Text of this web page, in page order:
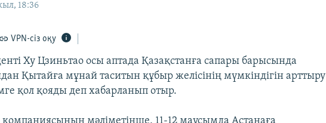
18:36
VPN-сіз оқу
Ху Цзиньтао осы аптада Қазақстанға сапары барысында
Қытайға мұнай таситын құбыр желісінің мүмкіндігін арттыру
қол қояды деп хабарланып отыр.